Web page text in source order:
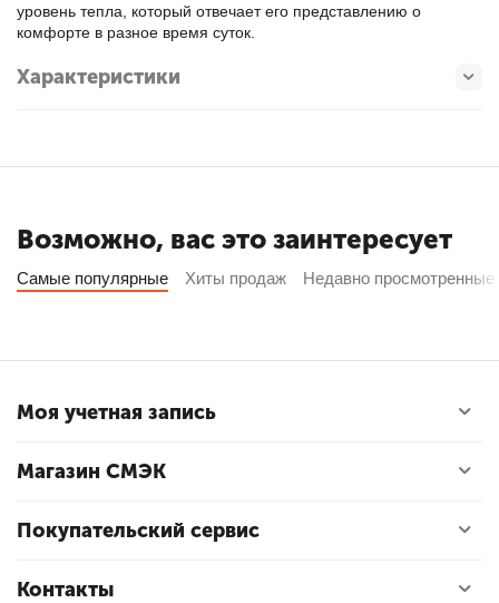
уровень тепла, который отвечает его представлению о
комфорте в разное время суток.
Характеристики
Возможно, вас это заинтересует
Самые популярные Хиты продаж Недавно просмотренные
Моя учетная запись
Магазин СМЭК
Покупательский сервис
Контакты